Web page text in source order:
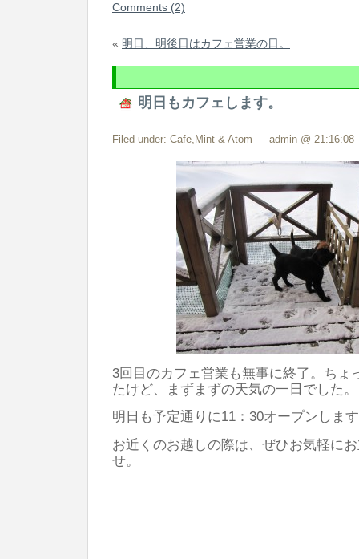
Comments (2)
« 明日、明後日はカフェ営業の日。
明日もカフェします。
Filed under: Cafe, Mint & Atom — admin @ 21:16:08
3回目のカフェ営業も無事に終了。ちょ
たけど、まずまずの天気の一日でした。
明日も予定通りに11：30オープンしま
お近くのお越しの際は、ぜひお気軽に
せ。